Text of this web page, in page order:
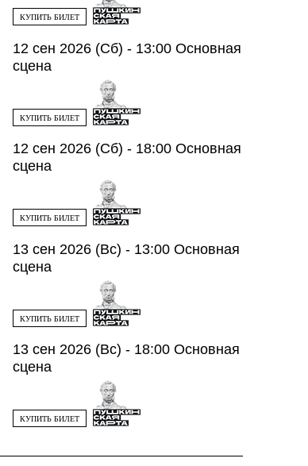
КУПИТЬ БИЛЕТ
12 сен 2026 (Сб) - 13:00 Основная
сцена
КУПИТЬ БИЛЕТ
12 сен 2026 (Сб) - 18:00 Основная
сцена
КУПИТЬ БИЛЕТ
13 сен 2026 (Вс) - 13:00 Основная
сцена
КУПИТЬ БИЛЕТ
13 сен 2026 (Вс) - 18:00 Основная
сцена
КУПИТЬ БИЛЕТ